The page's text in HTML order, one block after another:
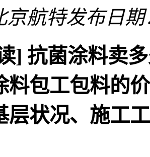
京航特发布日期
] 抗菌涂料卖
料包工包料的
层状况、施工